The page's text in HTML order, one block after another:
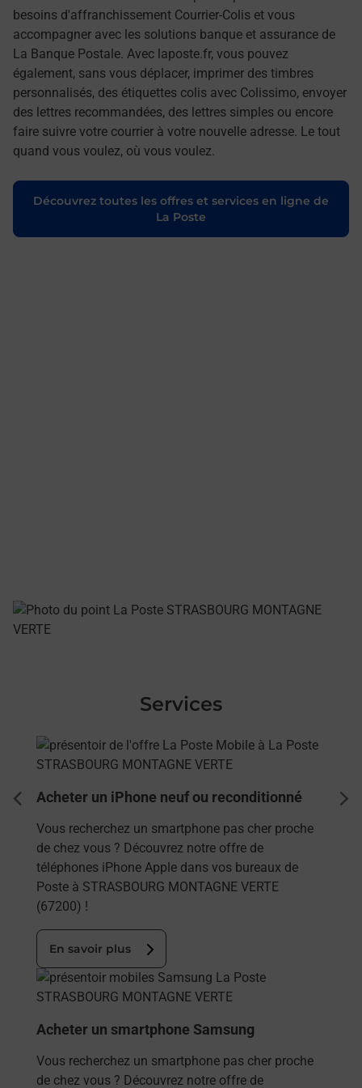
besoins d'affranchissement Courrier-Colis et vous
accompagner avec les solutions banque et assurance de
La Banque Postale. Avec laposte.fr, vous pouvez
également, sans vous déplacer, imprimer des timbres
personnalisés, des étiquettes colis avec Colissimo, envoyer
des lettres recommandées, des lettres simples ou encore
faire suivre votre courrier à votre nouvelle adresse. Le tout
quand vous voulez, où vous voulez.
Découvrez toutes les offres et services en ligne de
La Poste
Services
En savoir plus
Acheter un iPhone neuf ou reconditionné
Vous recherchez un smartphone pas cher proche
de chez vous ? Découvrez notre offre de
téléphones iPhone Apple dans vos bureaux de
Poste à STRASBOURG MONTAGNE VERTE
(67200) !
En savoir plus
En savoir plus
Acheter un smartphone Samsung
Vous recherchez un smartphone pas cher proche
de chez vous ? Découvrez notre offre de